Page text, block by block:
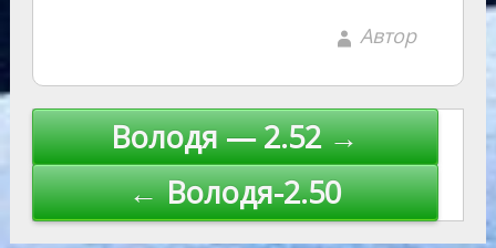
Автор
Навигация
по
записям
Володя — 2.52 →
← Володя-2.50